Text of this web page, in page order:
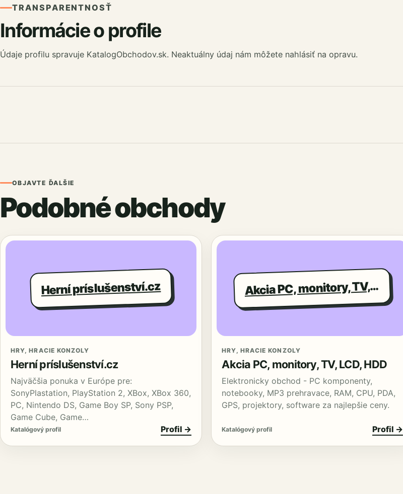
TRANSPARENTNOSŤ
Informácie o profile
Údaje profilu spravuje KatalogObchodov.sk. Neaktuálny údaj nám môžete nahlásiť na opravu.
OBJAVTE ĎALŠIE
Podobné obchody
Herní príslušenství.cz
HRY, HRACIE KONZOLY
Herní príslušenství.cz
Najväčšia ponuka v Európe pre:
SonyPlastation, PlayStation 2, XBox, XBox 360,
PC, Nintendo DS, Game Boy SP, Sony PSP,
Game Cube, Game…
Katalógový profil Profil →
Akcia PC, monitory, TV, LCD, HDD
HRY, HRACIE KONZOLY
Akcia PC, monitory, TV, LCD, HDD
Elektronicky obchod - PC komponenty,
notebooky, MP3 prehravace, RAM, CPU, PDA,
GPS, projektory, software za najlepšie ceny.
Katalógový profil Profil →